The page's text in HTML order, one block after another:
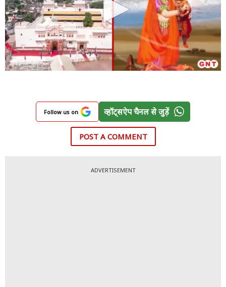
Follow us on व्हॉट्सऐप चैनल से जुड़ें
POST A COMMENT
ADVERTISEMENT